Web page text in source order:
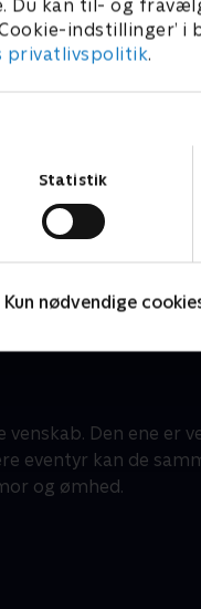
kan til- og
indstillinger’ i
privatlivspolitik.
Statistik
Kun nødvendige
Den ene er
eventyr kan de
og ømhed.